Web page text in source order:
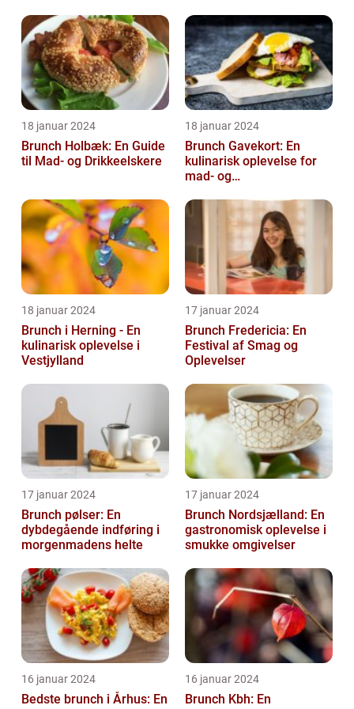
18 januar 2024
Brunch Holbæk: En Guide
til Mad- og Drikkeelskere
18 januar 2024
Brunch Gavekort: En
kulinarisk oplevelse for
mad- og
18 januar 2024
Brunch i Herning - En
kulinarisk oplevelse i
Vestjylland
17 januar 2024
Brunch Fredericia: En
Festival af Smag og
Oplevelser
17 januar 2024
Brunch pølser: En
dybdegående indføring i
morgenmadens helte
17 januar 2024
Brunch Nordsjælland: En
gastronomisk oplevelse i
smukke omgivelser
16 januar 2024
Bedste brunch i Århus: En
16 januar 2024
Brunch Kbh: En